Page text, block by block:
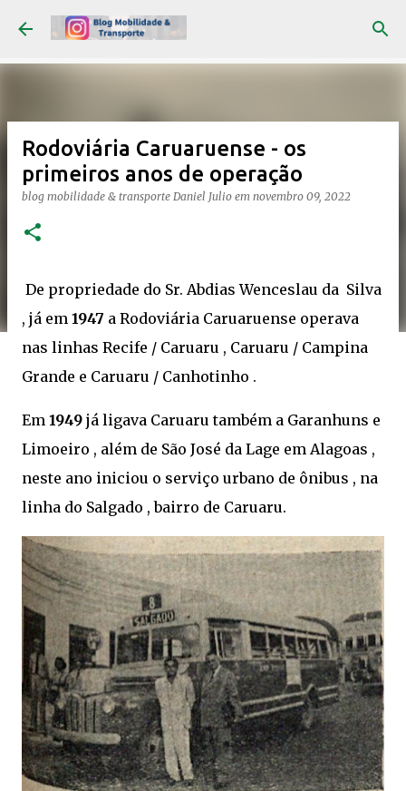
Pular para o conteúdo principal
Rodoviária Caruaruense - os
primeiros anos de operação
blog mobilidade & transporte Daniel Julio em novembro 09, 2022
De propriedade do Sr. Abdias Wenceslau da Silva
, já em 1947 a Rodoviária Caruaruense operava
nas linhas Recife / Caruaru , Caruaru / Campina
Grande e Caruaru / Canhotinho .
Em 1949 já ligava Caruaru também a Garanhuns e
Limoeiro , além de São José da Lage em Alagoas ,
neste ano iniciou o serviço urbano de ônibus , na
linha do Salgado , bairro de Caruaru.